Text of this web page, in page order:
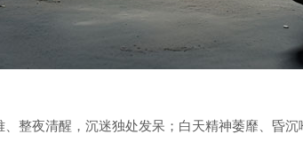
夜清醒，沉迷独处发呆；白天精神萎靡、昏沉